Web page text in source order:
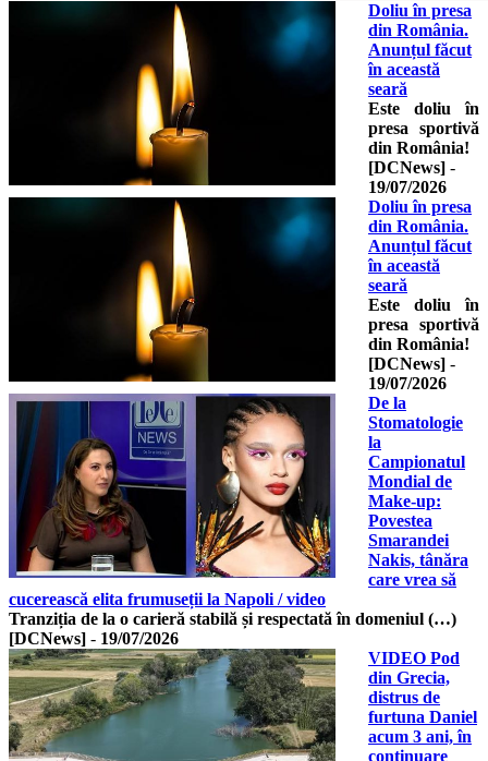
Doliu în presa
din România.
Anunțul făcut
în această
seară
Este doliu în
presa sportivă
din România!
[DCNews] -
19/07/2026
Doliu în presa
din România.
Anunțul făcut
în această
seară
Este doliu în
presa sportivă
din România!
[DCNews] -
19/07/2026
De la
Stomatologie
la
Campionatul
Mondial de
Make-up:
Povestea
Smarandei
Nakis, tânăra
care vrea să
cucerească elita frumuseții la Napoli / video
Tranziția de la o carieră stabilă și respectată în domeniul (…)
[DCNews] - 19/07/2026
VIDEO Pod
din Grecia,
distrus de
furtuna Daniel
acum 3 ani, în
continuare